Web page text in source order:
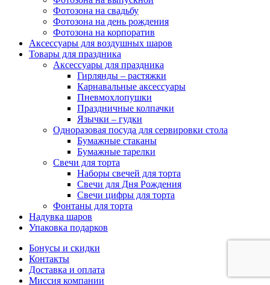
Фотозона на свадьбу
Фотозона на день рождения
Фотозона на корпоратив
Аксессуары для воздушных шаров
Товары для праздника
Аксессуары для праздника
Гирлянды – растяжки
Карнавальные аксессуары
Пневмохлопушки
Праздничные колпачки
Язычки – гудки
Одноразовая посуда для сервировки стола
Бумажные стаканы
Бумажные тарелки
Свечи для торта
Наборы свечей для торта
Свечи для Дня Рождения
Свечи цифры для торта
Фонтаны для торта
Надувка шаров
Упаковка подарков
Бонусы и скидки
Контакты
Доставка и оплата
Миссия компании